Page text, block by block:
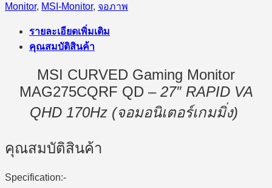
Monitor, MSI-Monitor, จอภาพ
รายละเอียดเพิ่มเติม
คุณสมบัติสินค้า
MSI CURVED Gaming Monitor
MAG275CQRF QD – 27″ RAPID VA
QHD 170Hz (จอมอนิเตอร์เกมมิ่ง)
คุณสมบัติสินค้า
Specification:-